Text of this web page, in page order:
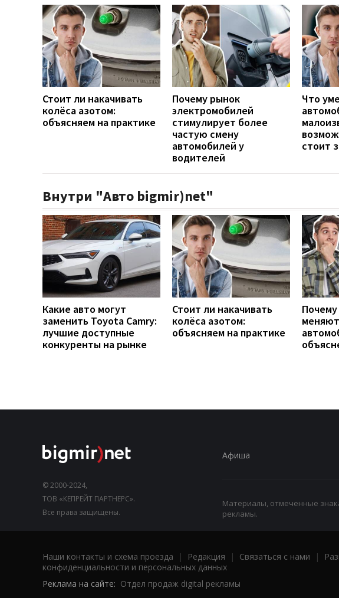
Стоит ли накачивать
колёса азотом:
объясняем на практике
Почему рынок
электромобилей
стимулирует более
частую смену
автомобилей у
водителей
Что
стоит
Внутри "Авто bigmir)net"
Какие авто могут
заменить Toyota Camry:
лучшие доступные
конкуренты на рынке
Стоит ли накачивать
колёса азотом:
объясняем на практике
© 2000-2024,
ТОВ «КЕПРЕЙТ ПАРТНЕРС».
Все права защищены.
Афиша
Материалы, отмеченные
рекламы.
Наши контакты и схема проезда | Редакция | Связаться с нами |
конфиденциальности и персональных данных
Реклама на сайте: Отдел продаж digital рекламы